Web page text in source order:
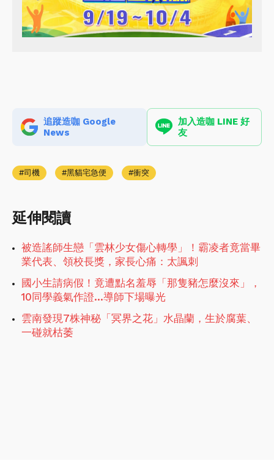
追蹤造咖 Google
News
加入造咖 LINE 好
友
司機 黑貓宅急便 衝突
延伸閱讀
被造謠師生戀「雲林少女傷心轉學」！霸凌者竟當畢
業代表、領校長獎，家長心痛：太諷刺
國小生請病假！竟遭點名羞辱「那隻豬怎麼沒來」，
10同學義氣作證...導師下場曝光
雲南發現7株神秘「冥界之花」水晶蘭，生於腐葉、
一碰就枯萎